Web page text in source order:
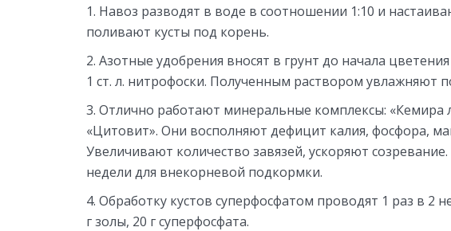
Навоз разводят в воде в соотношении 1:10 и
поливают кусты под корень.
Азотные удобрения вносят в грунт до начала
1 ст. л. нитрофоски. Полученным раствором увлажняют
Отлично работают минеральные комплексы: «Кемира
«Цитовит». Они восполняют дефицит калия, фосфора,
Увеличивают количество завязей, ускоряют
недели для внекорневой подкормки.
Обработку кустов суперфосфатом проводят 1 раз в 2
г золы, 20 г суперфосфата.